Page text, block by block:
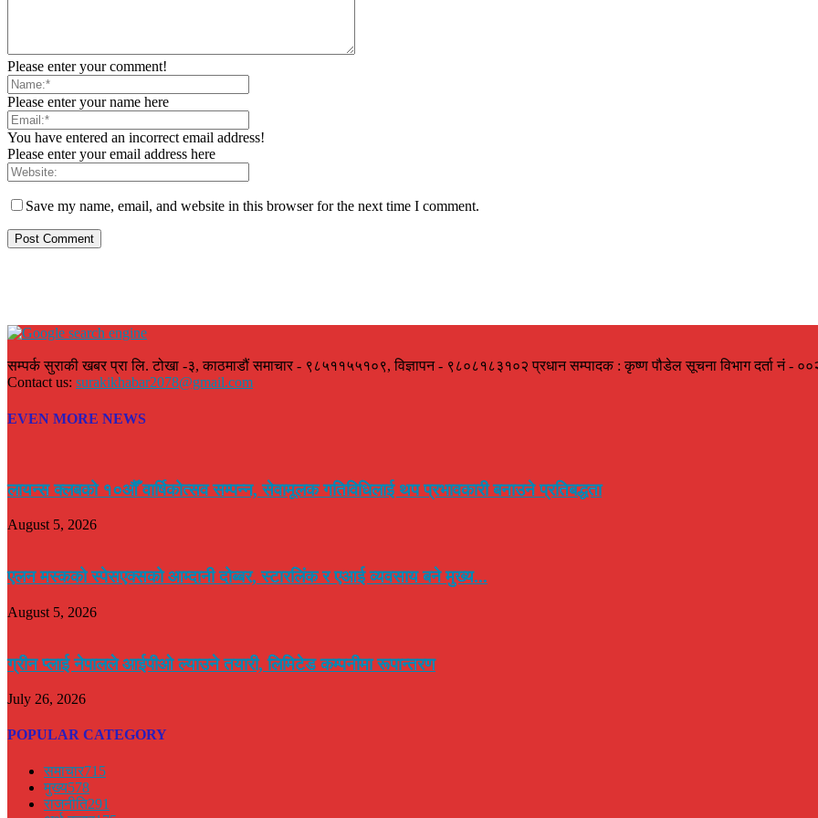
Please enter your comment!
Please enter your name here
You have entered an incorrect email address!
Please enter your email address here
Save my name, email, and website in this browser for the next time I comment.
सम्पर्क सुराकी खबर प्रा लि. टोखा -३, काठमाडौं समाचार - ९८५११५५१०९, विज्ञापन - ९८०८१८३१०२ प्रधान सम्पादक : कृष्ण पौडेल सूचना विभाग दर्ता नं -
Contact us: surakikhabar2078@gmail.com
EVEN MORE NEWS
लायन्स क्लबको १०औँ वार्षिकोत्सव सम्पन्न, सेवामूलक गतिविधिलाई थप प्रभावकारी बनाउने प्रतिबद्धता
August 5, 2026
एलन मस्कको स्पेसएक्सको आम्दानी दोब्बर, स्टारलिंक र एआई व्यवसाय बने मुख्य...
August 5, 2026
ग्रीन प्लाई नेपालले आईपीओ ल्याउने तयारी, लिमिटेड कम्पनीमा रूपान्तरण
July 26, 2026
POPULAR CATEGORY
समाचार715
मुख्य578
राजनीति291